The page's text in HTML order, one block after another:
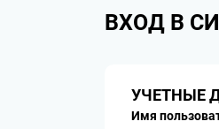
ВХОД В
УЧЕТНЫЕ
Имя